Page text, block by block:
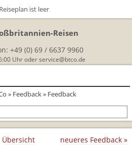
Reisen
+49 (0) 69 / 6637 9960
Uhr oder service@btco.de
» Feedback» Feedback
ist leer
Übersicht neueres Feedback »